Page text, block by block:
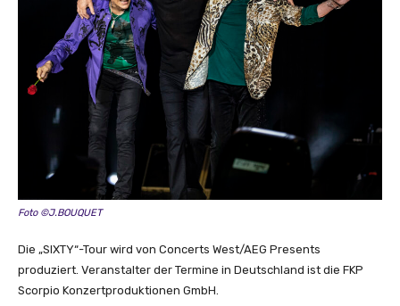
Foto ©J.BOUQUET
Die „SIXTY“-Tour wird von Concerts West/AEG Presents
produziert. Veranstalter der Termine in Deutschland ist die FKP
Scorpio Konzertproduktionen GmbH.